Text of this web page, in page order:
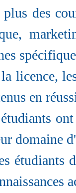
des
licence,
en
domaine
étudiants